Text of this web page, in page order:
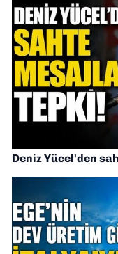
Deniz Yücel'den